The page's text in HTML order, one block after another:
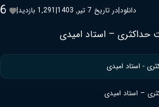
6 | 1,291 بازدید| در تاریخ 7 تیر, 1403|دانلود
حداکثری – استاد امیدی
- استاد امیدی
– استاد امیدی